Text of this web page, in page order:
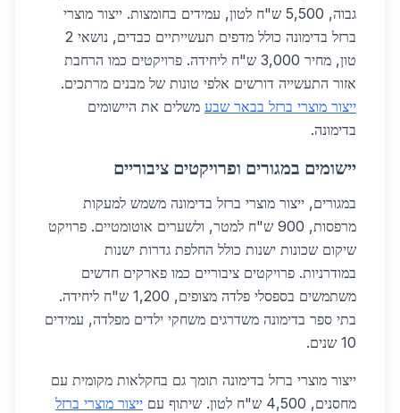
גבוה, 5,500 ש"ח לטון, עמידים בחומצות. ייצור מוצרי
ברזל בדימונה כולל מדפים תעשייתיים כבדים, נושאי 2
טון, מחיר 3,000 ש"ח ליחידה. פרויקטים כמו הרחבת
אזור התעשייה דורשים אלפי טונות של מבנים מרתכים.
ייצור מוצרי ברזל בבאר שבע משלים את היישומים
בדימונה.
יישומים במגורים ופרויקטים ציבוריים
במגורים, ייצור מוצרי ברזל בדימונה משמש למעקות
מרפסות, 900 ש"ח למטר, ולשערים אוטומטיים. פרויקט
שיקום שכונות ישנות כולל החלפת גדרות ישנות
במודרניות. פרויקטים ציבוריים כמו פארקים חדשים
משתמשים בספסלי פלדה מצופים, 1,200 ש"ח ליחידה.
בתי ספר בדימונה משדרגים משחקי ילדים מפלדה, עמידים
10 שנים.
ייצור מוצרי ברזל בדימונה תומך גם בחקלאות מקומית עם
מחסנים, 4,500 ש"ח לטון. שיתוף עם
ייצור מוצרי ברזל